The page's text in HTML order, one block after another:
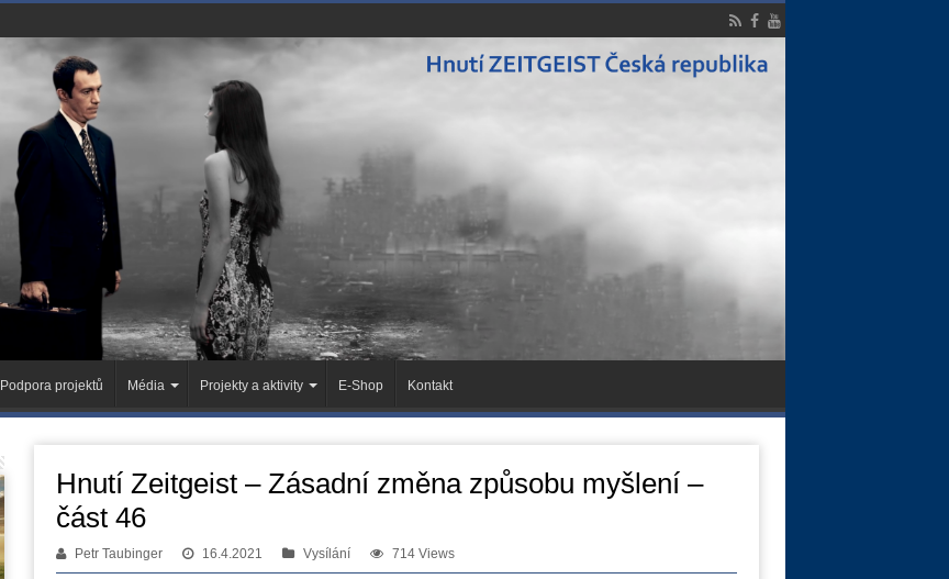
Podpora projektů Média Projekty a aktivity E-Shop Kontakt
Hnutí Zeitgeist – Zásadní změna způsobu myšlení –
část 46
Petr Taubinger 16.4.2021 Vysílání 714 Views